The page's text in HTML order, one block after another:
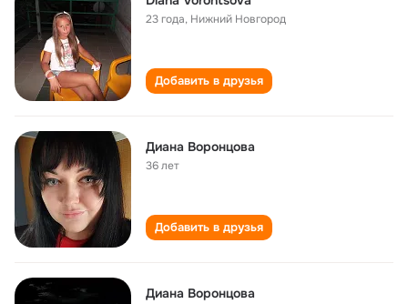
23 года, Нижний Новгород
Добавить в друзья
Диана Воронцова
36 лет
Добавить в друзья
Диана Воронцова